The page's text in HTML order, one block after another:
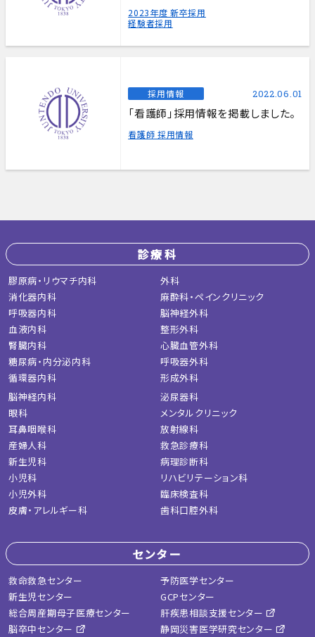
2023年度 新卒採用
経験者採用
採用情報 2022.06.01
「看護師」採用情報を掲載しました。
看護師 採用情報
診療科
膠原病・リウマチ内科
消化器内科
呼吸器内科
血液内科
腎臓内科
糖尿病・内分泌内科
循環器内科
外科
麻酔科・ペインクリニック
脳神経外科
整形外科
心臓血管外科
呼吸器外科
形成外科
脳神経内科
眼科
耳鼻咽喉科
産婦人科
新生児科
小児科
小児外科
皮膚・アレルギー科
泌尿器科
メンタルクリニック
放射線科
救急診療科
病理診断科
リハビリテーション科
臨床検査科
歯科口腔外科
センター
救命救急センター
新生児センター
総合周産期母子医療センター
脳卒中センター
予防医学センター
GCPセンター
肝疾患相談支援センター
静岡災害医学研究センター